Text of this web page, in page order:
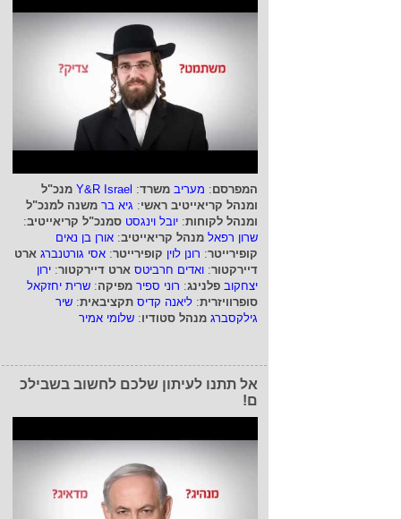
המפרסם: מעריב משרד:
Y&R Israel מנכ"ל
ומנהל קריאייטיב ראשי: גיא בר משנה למנכ"ל
ומנהל לקוחות: יובל וינגסט סמנכ"ל קריאייטיב:
שרון רפאל מנהל קריאייטיב: אורן בן נאים
קופירייטר: רונן לוין קופירייטר: אסי גורטנברג ארט
דיירקטור: ואדים חרביטס ארט דיירקטור: ירון
יצחקוב פלנינג: רוני ספיר מפיקה: שרית יחזקאל
סופרוויזרית: ליאנה קדיס תקציבאית: שיר
גילקסברג מנהל סטודיו: שלומי אמיר
אל תתנו לעיתון שלכם לחשוב בשבילכ
ם!